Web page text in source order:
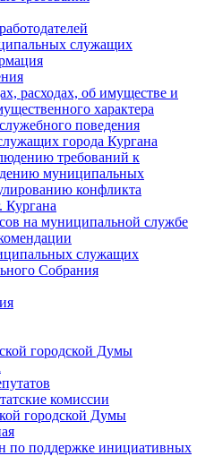
служащих
расходах, об имуществе и
характера
поведения
города Кургана
требований к
муниципальных
конфликта
на муниципальной службе
служащих
Cобрания
городской Думы
комиссии
городской Думы
по поддержке инициативных